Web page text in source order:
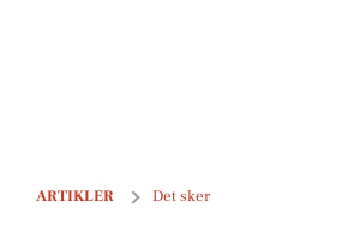
ARTIKLER Det sker
Historisk byvandring i Christiansfeld: Oplev